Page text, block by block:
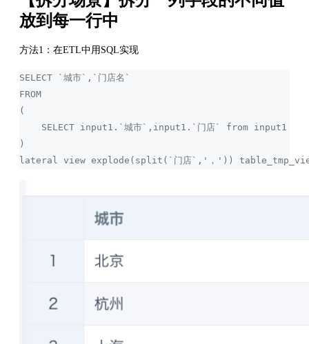
放到每一行中
方法1：在ETL中用SQL实现
SELECT `城市`,`门店名`
FROM
(
SELECT input1.`城市`,input1.`门店` from input1
)
lateral view explode(split(`门店`,'，'))